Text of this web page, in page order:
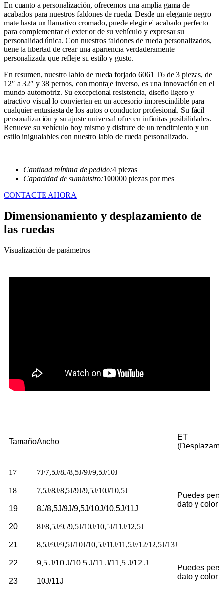
En cuanto a personalización, ofrecemos una amplia gama de
acabados para nuestros faldones de rueda. Desde un elegante negro
mate hasta un llamativo cromado, puede elegir el acabado perfecto
para complementar el exterior de su vehículo y expresar su
personalidad única. Con nuestros faldones de rueda personalizados,
tiene la libertad de crear una apariencia verdaderamente
personalizada que refleje su estilo y gusto.
En resumen, nuestro labio de rueda forjado 6061 T6 de 3 piezas, de
12″ a 32″ y 38 pernos, con montaje inverso, es una innovación en el
mundo automotriz. Su excepcional resistencia, diseño ligero y
atractivo visual lo convierten en un accesorio imprescindible para
cualquier entusiasta de los autos o conductor profesional. Su fácil
personalización y su ajuste universal ofrecen infinitas posibilidades.
Renueve su vehículo hoy mismo y disfrute de un rendimiento y un
estilo inigualables con nuestro labio de rueda personalizado.
Cantidad mínima de pedido:4 piezas
Capacidad de suministro:100000 piezas por mes
CONTACTE AHORA
Dimensionamiento y desplazamiento de
las ruedas
Visualización de parámetros
TamañoAncho
ET
17 7J/7,5J/8J/8,5J/9J/9,5J/10J
Puedes
dato y
18 7,5J/8J/8,5J/9J/9,5J/10J/10,5J
19 8J/8,5J/9J/9,5J/10J/10,5J/11J
20 8J/8,5J/9J/9,5J/10J/10,5J/11J/12,5J
21 8,5J/9J/9,5J/10J/10,5J/11J/11,5J//12/12,5J/13J
Puedes
dato y
22 9,5 J/10 J/10,5 J/11 J/11,5 J/12 J
23 10J/11J